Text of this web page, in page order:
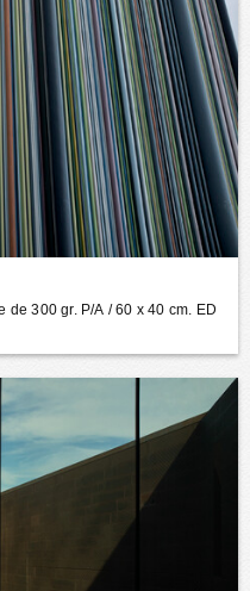
de 300 gr. P/A / 60 x 40 cm. ED